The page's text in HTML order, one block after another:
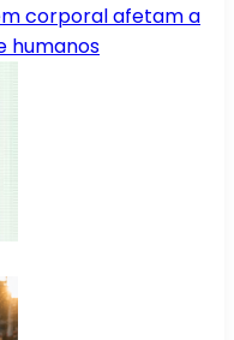
corporal afetam a
humanos